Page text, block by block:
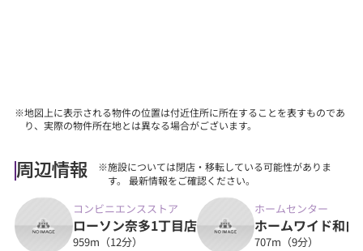
※地図上に表示される物件の位置は付近住所に所在することを表すものであ
り、実際の物件所在地とは異なる場合がございます。
周辺情報
※施設については閉店・移転している可能性がありま
す。 最新情報をご確認ください。
コンビニエンスストア
ローソン奈多1丁目店
959m（12分）
ホームセンター
ホームワイド和白
707m（9分）